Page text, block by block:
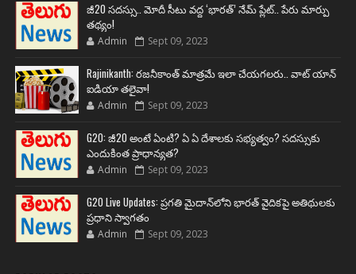
జీ20 సదస్సు.. మోదీ సీటు వద్ద ‘భారత్’ నేమ్ ప్లేట్‌.. పేరు మార్పు
తథ్యం!
Admin Sept 09, 2023
Rajinikanth: రజనీకాంత్ మాత్రమే ఇలా చేయగలరు.. వాట్ యాన్
ఐడియా తలైవా!
Admin Sept 09, 2023
G20: జీ20 అంటే ఏంటి? ఏ ఏ దేశాలకు సభ్యత్వం? సదస్సుకు
ఎందుకింత ప్రాధాన్యత?
Admin Sept 09, 2023
G20 Live Updates: ప్రగతి మైదాన్‌లోని భారత్ వైదికపై అతిథులకు
ప్రధాని స్వాగతం
Admin Sept 09, 2023